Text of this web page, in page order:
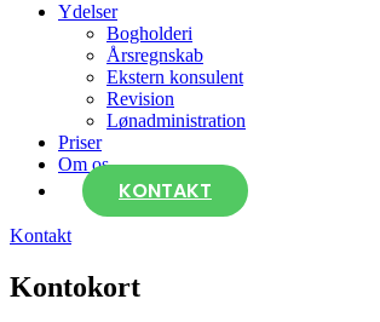
Ydelser
Bogholderi
Årsregnskab
Ekstern konsulent
Revision
Lønadministration
Priser
Om os
KONTAKT
Kontakt
Kontokort